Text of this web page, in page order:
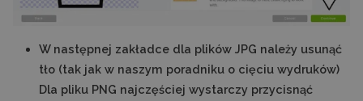
W następnej zakładce dla plików JPG należy usunąć
tło (tak jak w naszym poradniku o cięciu wydruków)
Dla pliku PNG najczęściej wystarczy przycisnąć